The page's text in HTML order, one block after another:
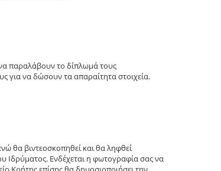
παραλάβουν το δίπλωμά τους
για να δώσουν τα απαραίτητα στοιχεία.
θα βιντεοσκοπηθεί και θα ληφθεί
Ιδρύματος. Ενδέχεται η φωτογραφία σας να